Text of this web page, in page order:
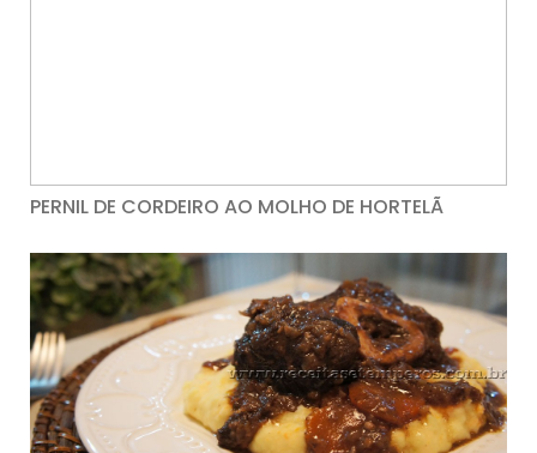
PERNIL DE CORDEIRO AO MOLHO DE HORTELÃ